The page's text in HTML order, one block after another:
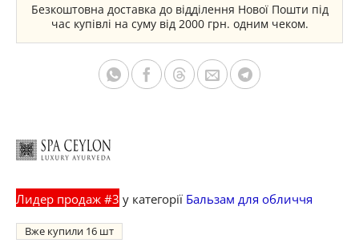
Безкоштовна доставка до відділення Нової Пошти під
час купівлі на суму від 2000 грн. одним чеком.
Лидер продаж #3 у категорії Бальзам для обличчя
Вже купили 16